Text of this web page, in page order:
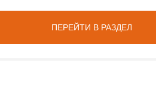
ПЕРЕЙТИ В РАЗДЕЛ